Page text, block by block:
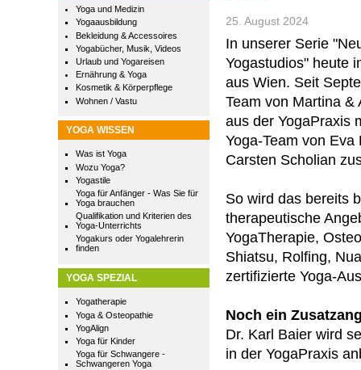
Yoga und Medizin
Yogaausbildung
Bekleidung & Accessoires
Yogabücher, Musik, Videos
Urlaub und Yogareisen
Ernährung & Yoga
Kosmetik & Körperpflege
Wohnen / Vastu
YOGA WISSEN
Was ist Yoga
Wozu Yoga?
Yogastile
Yoga für Anfänger - Was Sie für
Yoga brauchen
Qualifikation und Kriterien des
Yoga-Unterrichts
Yogakurs oder Yogalehrerin
finden
YOGA SPEZIAL
Yogatherapie
Yoga & Osteopathie
YogAlign
Yoga für Kinder
Yoga für Schwangere -
Schwangeren Yoga
25. August 2024
In unserer Serie
Yogastudios" heute
aus Wien. Seit
Team von Martina &
aus der YogaPraxis
Yoga-Team von Eva
Carsten Scholian
So wird das bereits
therapeutische
YogaTherapie,
Shiatsu, Rolfing,
zertifizierte Yoga-
Noch ein
Dr. Karl Baier wird
in der YogaPraxis